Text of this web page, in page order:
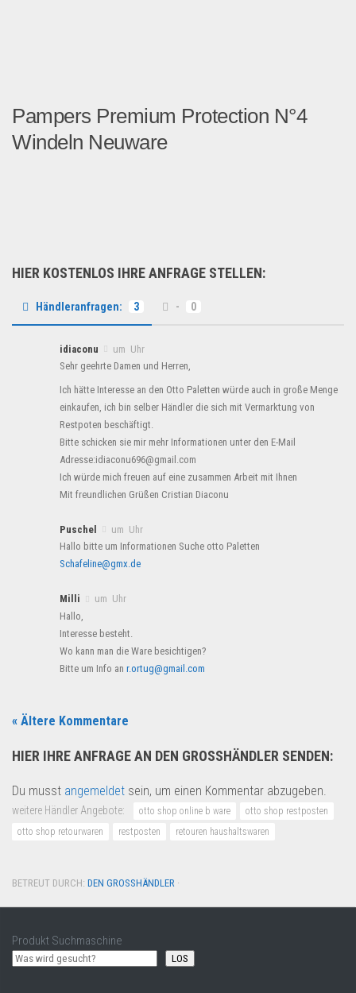
Pampers Premium Protection N°4
Windeln Neuware
HIER KOSTENLOS IHRE ANFRAGE STELLEN:
Händleranfragen: 3 - 0
idiaconu
um Uhr
Sehr geehrte Damen und Herren,
Ich hätte Interesse an den Otto Paletten würde auch in große Menge
einkaufen, ich bin selber Händler die sich mit Vermarktung von
Restpoten beschäftigt.
Bitte schicken sie mir mehr Informationen unter den E-Mail
Adresse:idiaconu696@gmail.com
Ich würde mich freuen auf eine zusammen Arbeit mit Ihnen
Mit freundlichen Grüßen Cristian Diaconu
Puschel
um Uhr
Hallo bitte um Informationen Suche otto Paletten
Schafeline@gmx.de
Milli
um Uhr
Hallo,
Interesse besteht.
Wo kann man die Ware besichtigen?
Bitte um Info an r.ortug@gmail.com
« Ältere Kommentare
HIER IHRE ANFRAGE AN DEN GROSSHÄNDLER SENDEN:
Du musst angemeldet sein, um einen Kommentar abzugeben.
weitere Händler Angebote: otto shop online b ware
otto shop restposten
otto shop retourwaren
restposten retouren haushaltswaren
BETREUT DURCH: DEN GROSSHÄNDLER ·
Produkt Suchmaschine
LOS